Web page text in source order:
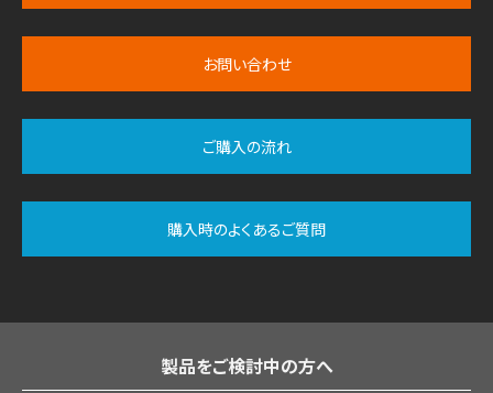
お問い合わせ
ご購入の流れ
購入時のよくあるご質問
製品をご検討中の方へ